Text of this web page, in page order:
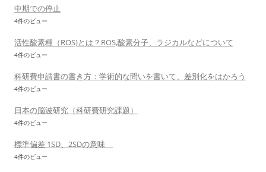
中期での停止
4件のビュー
活性酸素種（ROS)とは？ROS,酸素分子、ラジカルなどについて
4件のビュー
科研費申請書の書き方：学術的な問いを書いて、差別化をはかろう
4件のビュー
日本の脳波研究（科研費研究課題）
4件のビュー
標準偏差 1SD、2SDの意味
4件のビュー